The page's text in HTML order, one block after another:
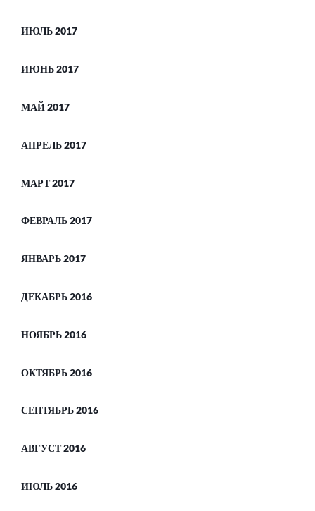
ИЮЛЬ 2017
ИЮНЬ 2017
МАЙ 2017
АПРЕЛЬ 2017
МАРТ 2017
ФЕВРАЛЬ 2017
ЯНВАРЬ 2017
ДЕКАБРЬ 2016
НОЯБРЬ 2016
ОКТЯБРЬ 2016
СЕНТЯБРЬ 2016
АВГУСТ 2016
ИЮЛЬ 2016